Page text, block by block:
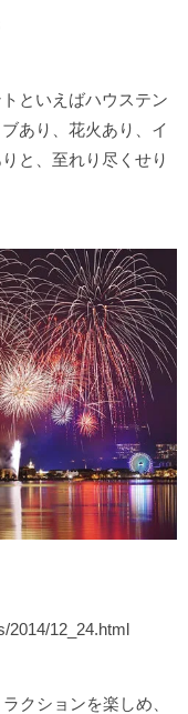
といえばハウステン
あり、花火あり、イ
と、至れり尽くせり
2014/12_24.html
クションを楽しめ、